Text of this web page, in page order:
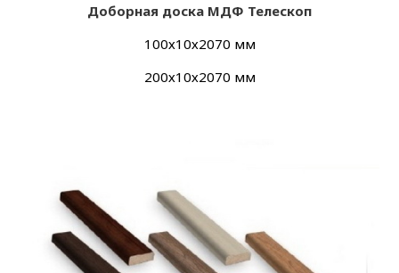
Доборная доска МДФ Телескоп
100х10х2070 мм
200х10х2070 мм